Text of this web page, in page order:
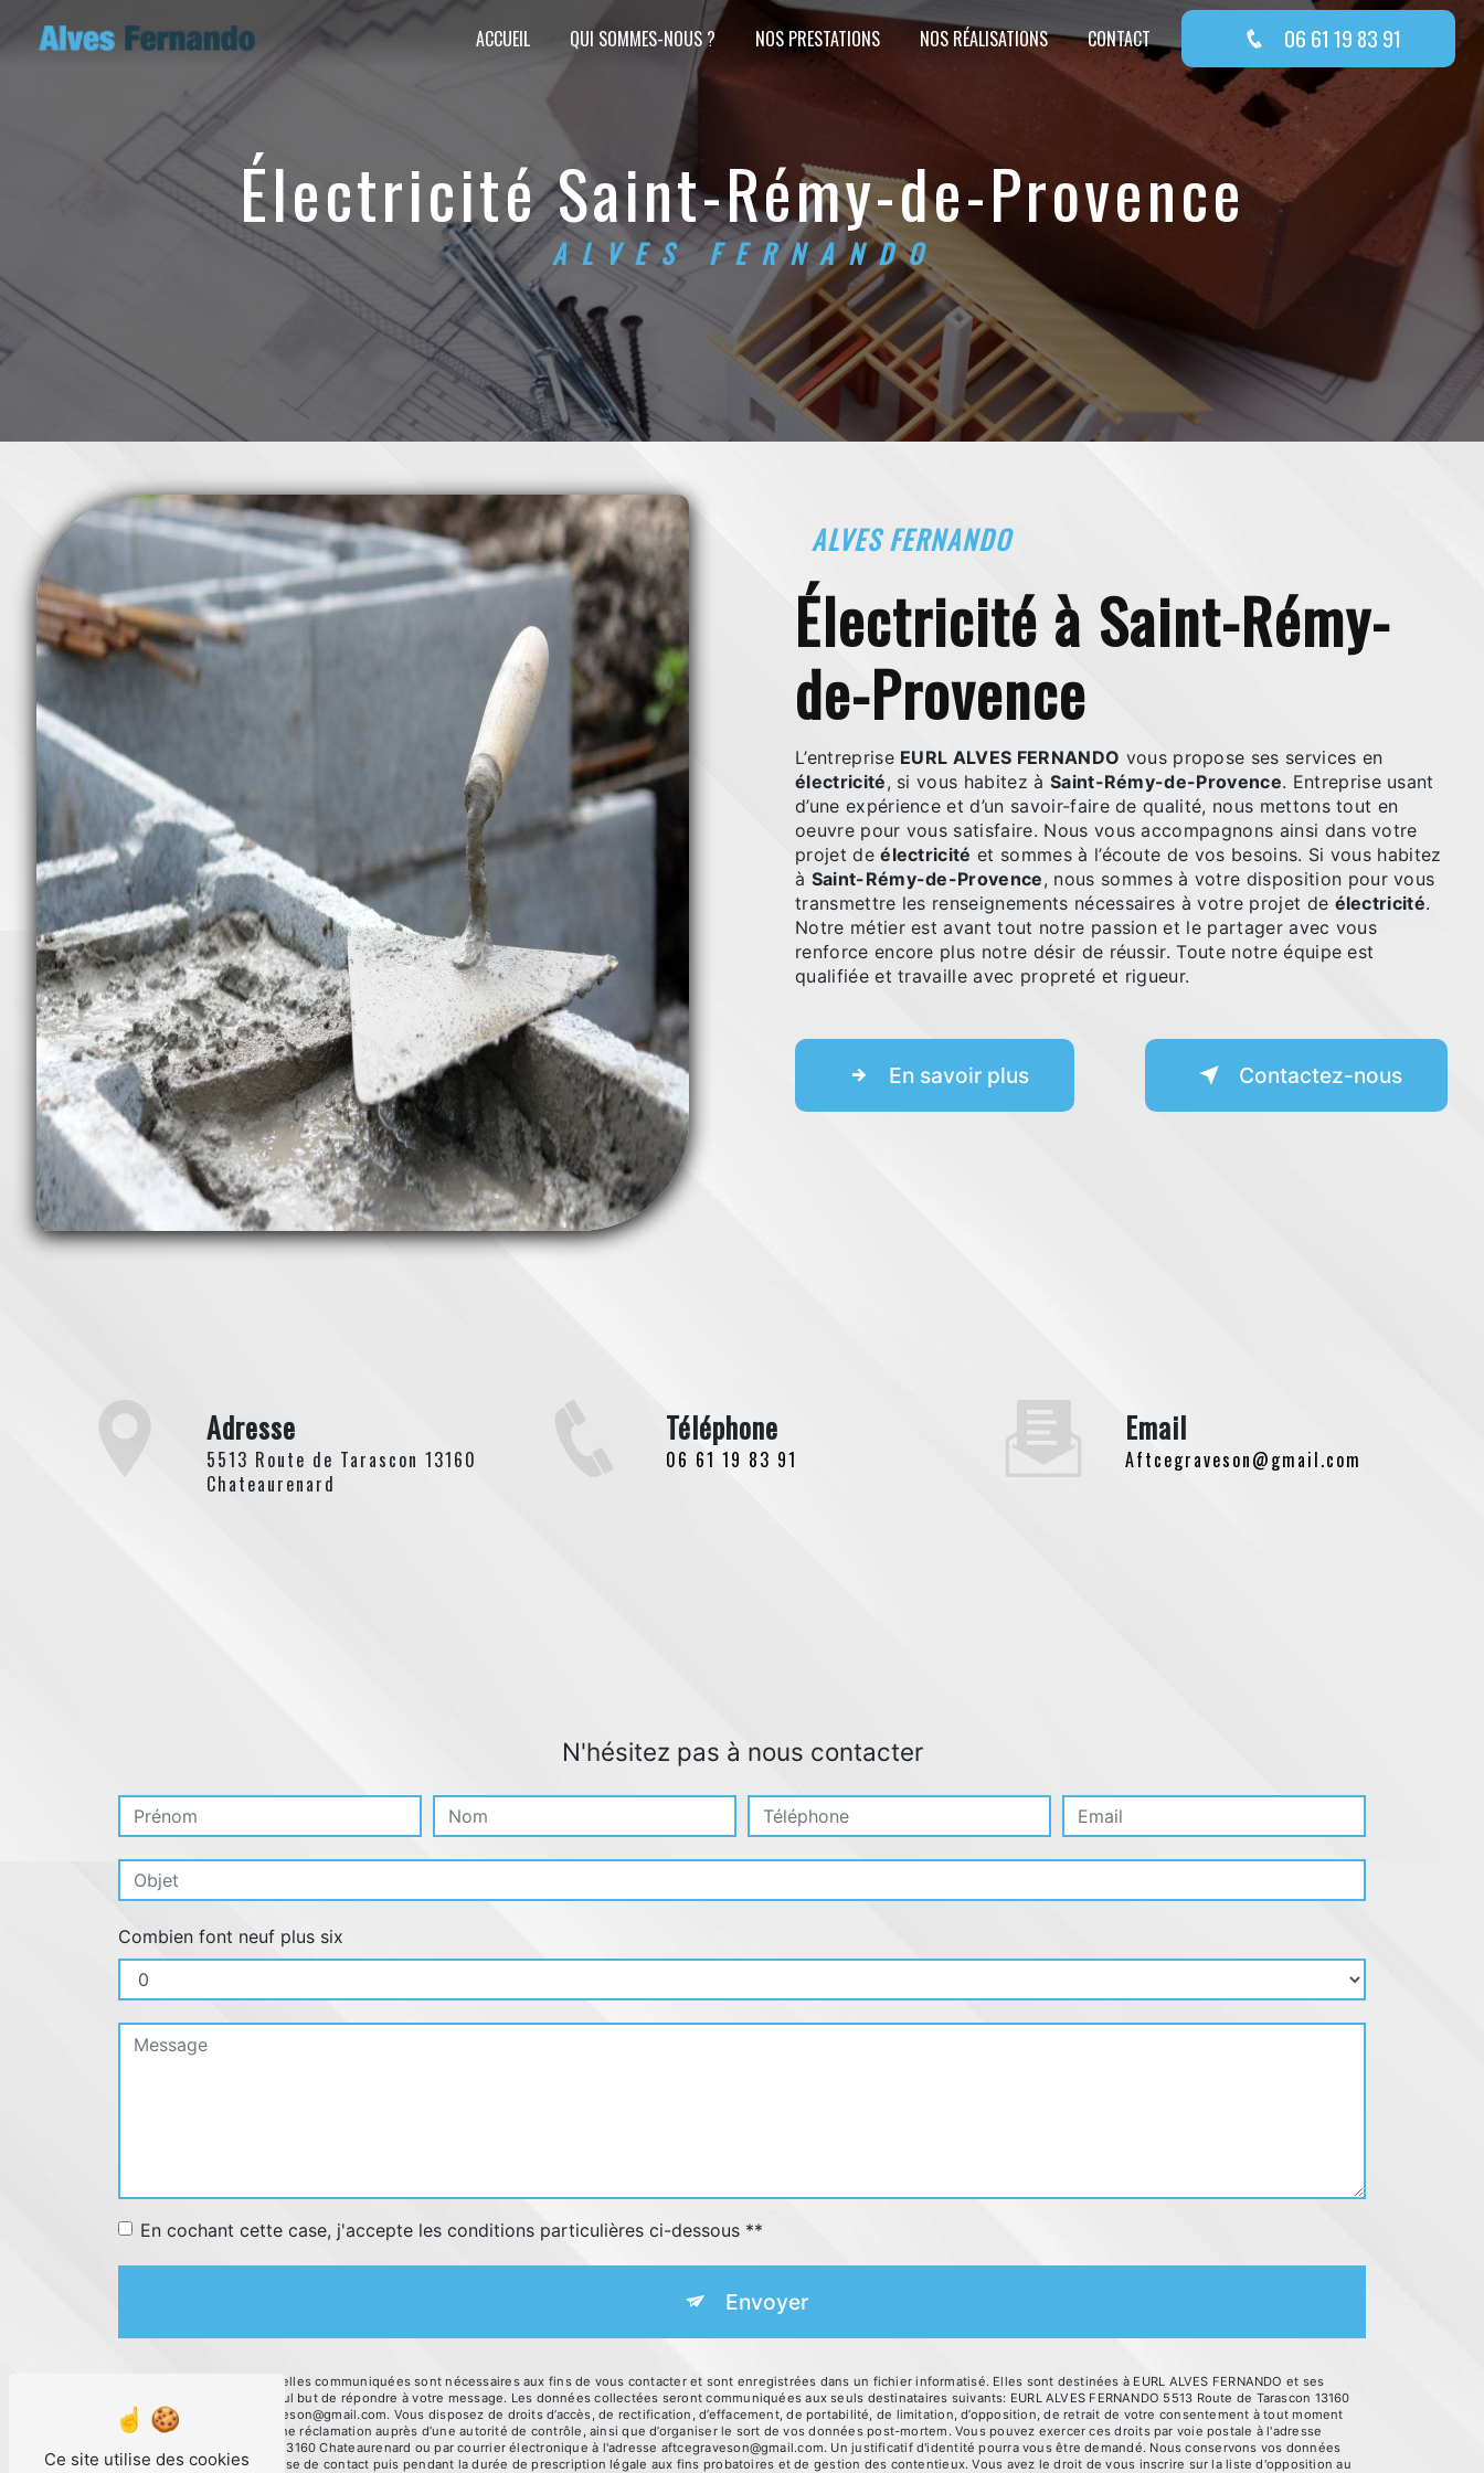
ACCUEIL QUI SOMMES-NOUS ? NOS PRESTATIONS NOS RÉALISATIONS CONTACT 06 61 19 83 91
électricité Saint-Rémy-de-Provence
ALVES FERNANDO
ALVES FERNANDO
électricité à Saint-Rémy-
de-Provence
L’entreprise EURL ALVES FERNANDO vous propose ses services en
électricité, si vous habitez à Saint-Rémy-de-Provence. Entreprise usant
d’une expérience et d’un savoir-faire de qualité, nous mettons tout en
oeuvre pour vous satisfaire. Nous vous accompagnons ainsi dans votre
projet deélectricité et sommes à l’écoute de vos besoins. Si vous habitez
à Saint-Rémy-de-Provence, nous sommes à votre disposition pour vous
transmettre les renseignements nécessaires à votre projet de électricité.
Notre métier est avant tout notre passion et le partager avec vous
renforce encore plus notre désir de réussir. Toute notre équipe est
qualifiée et travaille avec propreté et rigueur.
En savoir plus Contactez-nous
Adresse
5513 Route de Tarascon 13160
Chateaurenard
Téléphone
06 61 19 83 91
Email
aftcegraveson@gmail.com
N'hésitez pas à nous contacter
Combien font neuf plus six
En cochant cette case, j'accepte les conditions particulières ci-dessous **
Envoyer
** Les données personnelles communiquées sont nécessaires aux fins de vous contacter et sont enregistrées dans un fichier informatisé. Elles sont destinées à EURL ALVES FERNANDO et ses
sous-traitants dans le seul but de répondre à votre message. Les données collectées seront communiquées aux seuls destinataires suivants: EURL ALVES FERNANDO 5513 Route de Tarascon 13160
Chateaurenard aftcegraveson@gmail.com. Vous disposez de droits d’accès, de rectification, d’effacement, de portabilité, de limitation, d’opposition, de retrait de votre consentement à tout moment
et du droit d’introduire une réclamation auprès d’une autorité de contrôle, ainsi que d’organiser le sort de vos données post-mortem. Vous pouvez exercer ces droits par voie postale à l'adresse
5513 Route de Tarascon 13160 Chateaurenard ou par courrier électronique à l'adresse aftcegraveson@gmail.com. Un justificatif d'identité pourra vous être demandé. Nous conservons vos données
pendant la période de prise de contact puis pendant la durée de prescription légale aux fins probatoires et de gestion des contentieux. Vous avez le droit de vous inscrire sur la liste d'opposition au
Ce site utilise des cookies